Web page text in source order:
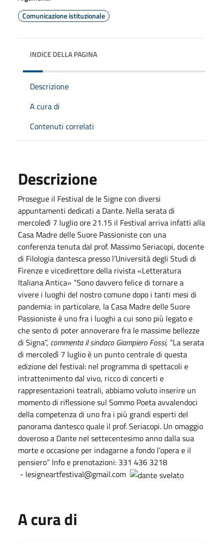
Comunicazione istituzionale
INDICE DELLA PAGINA
Descrizione
A cura di
Contenuti correlati
Descrizione
Prosegue il Festival de le Signe con diversi
appuntamenti dedicati a Dante. Nella serata di
mercoledì 7 luglioore 21.15 il Festival arriva infatti alla
Casa Madre delle Suore Passioniste con una
conferenza tenuta dal prof. Massimo Seriacopi, docente
di Filologia dantesca presso l’Università degli Studi di
Firenze e vicedirettore della rivista «Letteratura
Italiana Antica» “Sono davvero felice di tornare a
vivere i luoghi del nostro comune dopo i tanti mesi di
pandemia: in particolare, la Casa Madre delle Suore
Passioniste è uno fra i luoghi a cui sono più legato e
che sento di poter annoverare fra le massime bellezze
di Signa”, commenta il sindaco Giampiero Fossi, “La serata
di mercoledì 7 luglio è un punto centrale di questa
edizione del festival: nel programma di spettacoli e
intrattenimento dal vivo, ricco di concerti e
rappresentazioni teatrali, abbiamo voluto inserire un
momento di riflessione sul Sommo Poeta avvalendoci
della competenza di uno fra i più grandi esperti del
panorama dantesco quale il prof. Seriacopi. Un omaggio
doveroso a Dante nel settecentesimo anno dalla sua
morte e occasione per indagarne a fondo l’opera e il
pensiero” Info e prenotazioni: 331 436 3218
- lesigneartfestival@gmail.com
A cura di